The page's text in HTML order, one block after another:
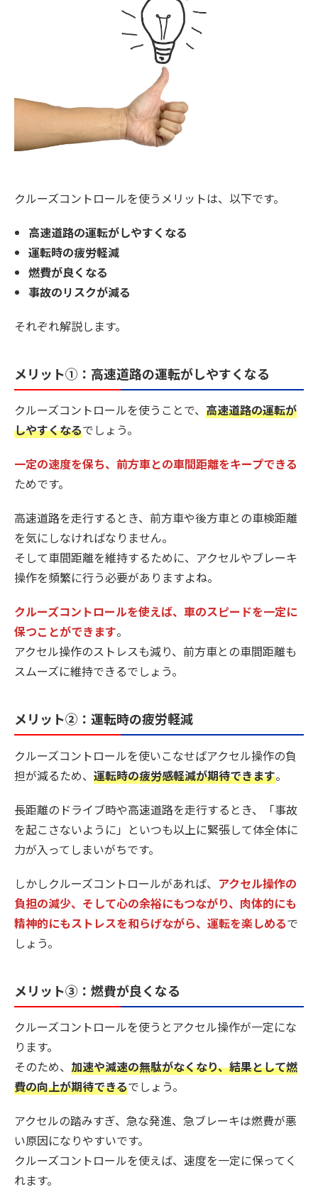
クルーズコントロールを使うメリットは、以下です。
高速道路の運転がしやすくなる
運転時の疲労軽減
燃費が良くなる
事故のリスクが減る
それぞれ解説します。
メリット①：高速道路の運転がしやすくなる
クルーズコントロールを使うことで、 高速道路の運転が
しやすくなるでしょう。
一定の速度を保ち、前方車との車間距離をキープできる
ためです。
高速道路を走行するとき、前方車や後方車との車検距離
を気にしなければなりません。
そして車間距離を維持するために、アクセルやブレーキ
操作を頻繁に行う必要がありますよね。
クルーズコントロールを使えば、車のスピードを一定に
保つことができます。
アクセル操作のストレスも減り、前方車との車間距離も
スムーズに維持できるでしょう。
メリット②：運転時の疲労軽減
クルーズコントロールを使いこなせばアクセル操作の負
担が減るため、 運転時の疲労感軽減が期待できます。
長距離のドライブ時や高速道路を走行するとき、「事故
を起こさないように」といつも以上に緊張して体全体に
力が入ってしまいがちです。
しかしクルーズコントロールがあれば、 アクセル操作の
負担の減少、そして心の余裕にもつながり、肉体的にも
精神的にもストレスを和らげながら、運転を楽しめるで
しょう。
メリット③：燃費が良くなる
クルーズコントロールを使うとアクセル操作が一定にな
ります。
そのため、 加速や減速の無駄がなくなり、結果として燃
費の向上が期待できるでしょう。
アクセルの踏みすぎ、急な発進、急ブレーキは燃費が悪
い原因になりやすいです。
クルーズコントロールを使えば、速度を一定に保ってく
れます。